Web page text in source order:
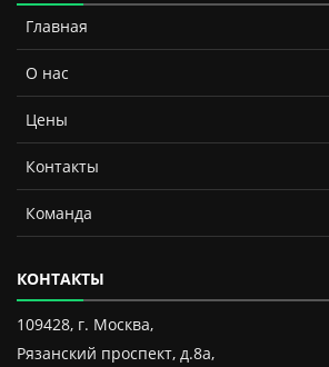
Главная
О нас
Цены
Контакты
Команда
КОНТАКТЫ
109428, г. Москва,
Рязанский проспект, д.8а,